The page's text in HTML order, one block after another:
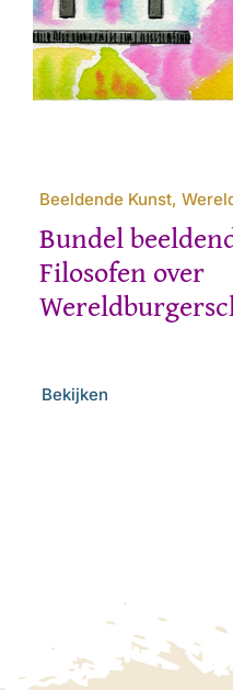
Beeldende Kunst,
Bundel
Filosofen over
Bekijken